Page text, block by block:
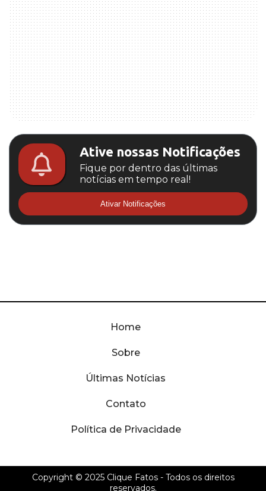
Ative nossas Notificações
Fique por dentro das últimas
notícias em tempo real!
Ativar Notificações
Home
Sobre
Últimas Notícias
Contato
Política de Privacidade
Copyright © 2025 Clique Fatos- Todos os direitos
reservados.